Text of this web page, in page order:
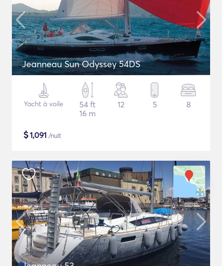
Jeanneau Sun Odyssey 54DS
Yacht à voile
54 ft
16 m
12 5 8
$1,091 /nuit